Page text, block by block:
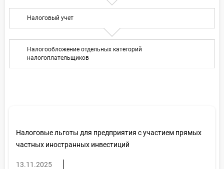
Налоговый учет
Налогообложение отдельных категорий
налогоплательщиков
Налоговые льготы для предприятия с участием прямых
частных иностранных инвестиций
13.11.2025